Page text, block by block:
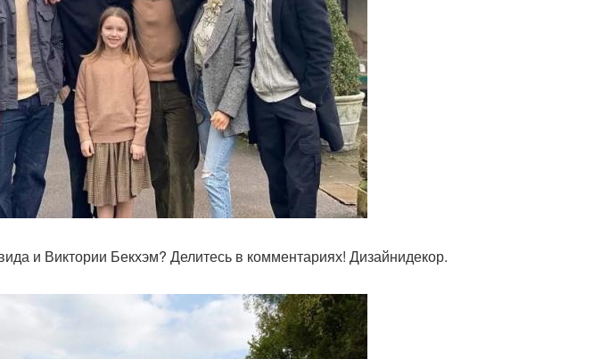
и Виктории Бекхэм? Делитесь в комментариях! Дизайнидекор.